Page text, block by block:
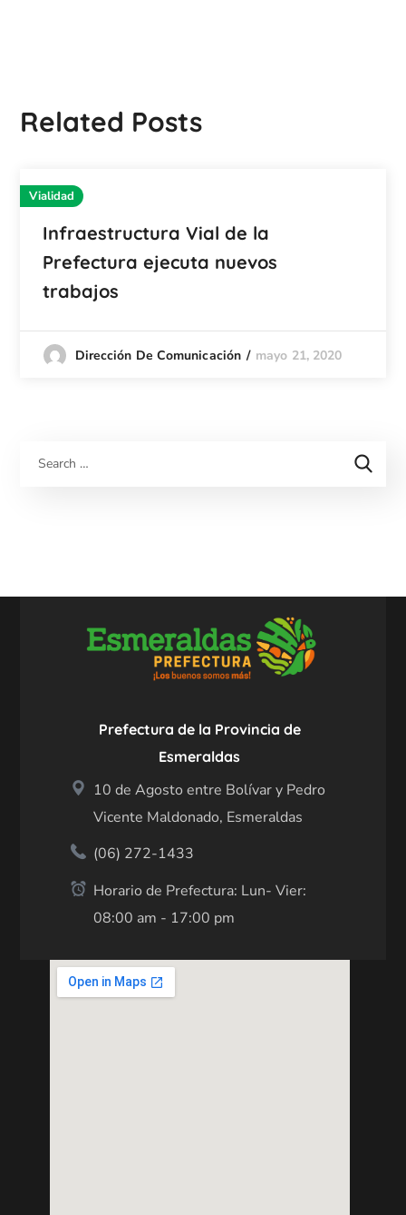
Related Posts
Vialidad
Infraestructura Vial de la
Prefectura ejecuta nuevos
trabajos
Dirección De Comunicación mayo 21, 2020
Prefectura de la Provincia de
Esmeraldas
10 de Agosto entre Bolívar y Pedro
Vicente Maldonado, Esmeraldas
(06) 272-1433
Horario de Prefectura: Lun- Vier:
08:00 am - 17:00 pm